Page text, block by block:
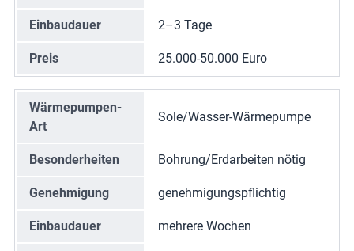
Einbaudauer 2–3 Tage
Preis 25.000-50.000 Euro
Wärmepumpen-
Art
Sole/Wasser-Wärmepumpe
Besonderheiten Bohrung/Erdarbeiten nötig
Genehmigung genehmigungspflichtig
Einbaudauer mehrere Wochen